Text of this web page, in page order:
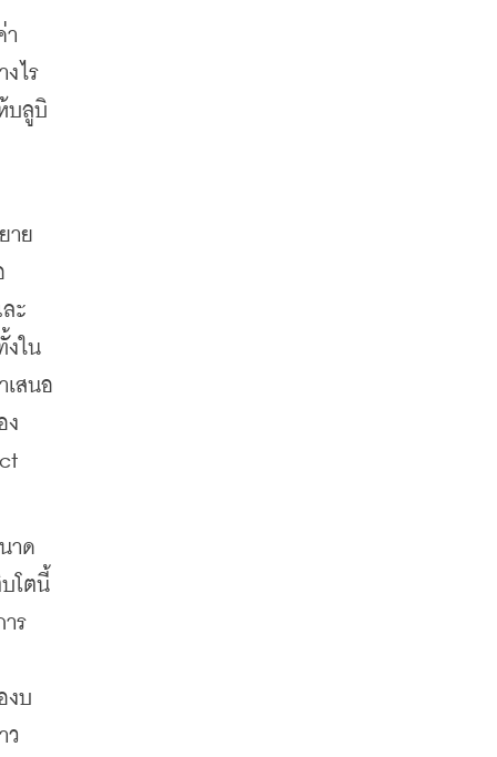
า
งไร
บลูบิ
าย
ะ
งใน
เสนอ
ง
าด
โตนี้
ร
งบ
ว